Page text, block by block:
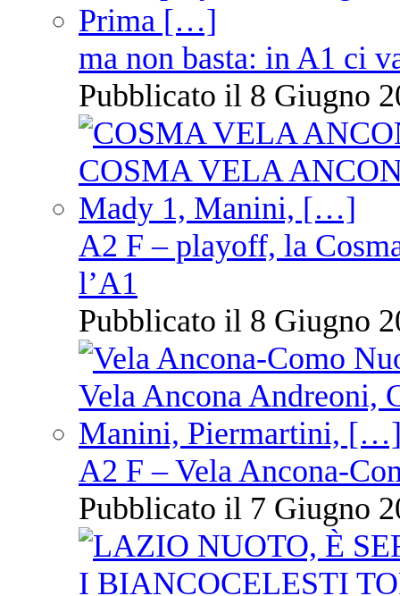
ma non basta: in A1 ci
Pubblicato il 8 Giugno
A2 F – playoff, la
l’A1
Pubblicato il 8 Giugno
A2 F – Vela Ancona-
Pubblicato il 7 Giugno